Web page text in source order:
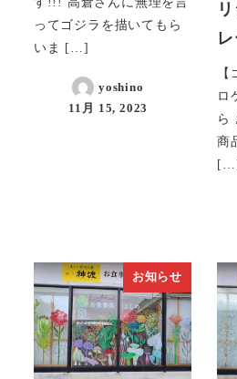
ってゴジラを描いてもら
いま […]
yoshino
11月 15, 2023
ロ
ら
商
お知らせ